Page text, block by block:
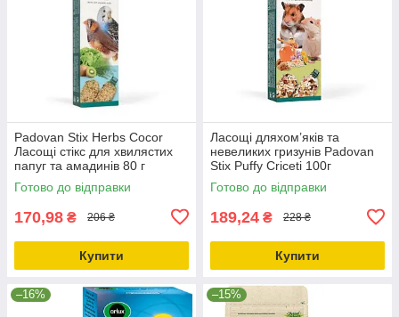
Padovan Stix Herbs Cocor
Ласощі стікс для хвилястих
папуг та амадинів 80 г
(PP00141)
Готово до відправки
170,98 ₴ 206 ₴
Купити
Ласощі дляхом’яків та
невеликих гризунів Padоvan
Stix Puffy Criceti 100г
(PP00351)
Готово до відправки
189,24 ₴ 228 ₴
Купити
–16% –15%